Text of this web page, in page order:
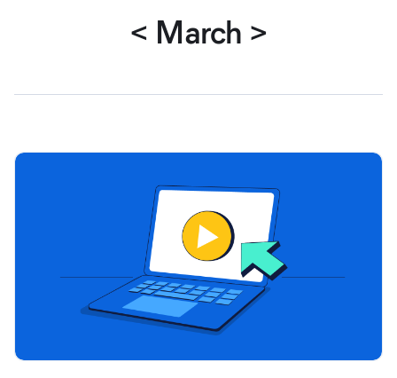
< March >